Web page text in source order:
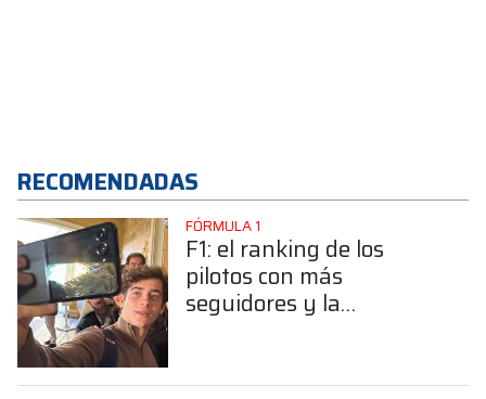
RECOMENDADAS
FÓRMULA 1
F1: el ranking de los
pilotos con más
seguidores y la